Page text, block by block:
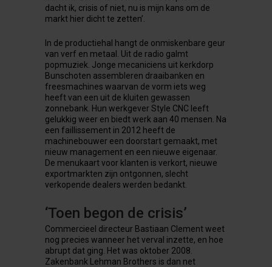
dacht ik, crisis of niet, nu is mijn kans om de
markt hier dicht te zetten’.
In de productiehal hangt de onmiskenbare geur
van verf en metaal. Uit de radio galmt
popmuziek. Jonge mecaniciens uit kerkdorp
Bunschoten assembleren draaibanken en
freesmachines waarvan de vorm iets weg
heeft van een uit de kluiten gewassen
zonnebank. Hun werkgever Style CNC leeft
gelukkig weer en biedt werk aan 40 mensen. Na
een faillissement in 2012 heeft de
machinebouwer een doorstart gemaakt, met
nieuw management en een nieuwe eigenaar.
De menukaart voor klanten is verkort, nieuwe
exportmarkten zijn ontgonnen, slecht
verkopende dealers werden bedankt.
‘Toen begon de crisis’
Commercieel directeur Bastiaan Clement weet
nog precies wanneer het verval inzette, en hoe
abrupt dat ging. Het was oktober 2008.
Zakenbank Lehman Brothers is dan net